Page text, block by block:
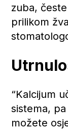
zuba,
prilikom
“Kalcijum
sistema,
možete